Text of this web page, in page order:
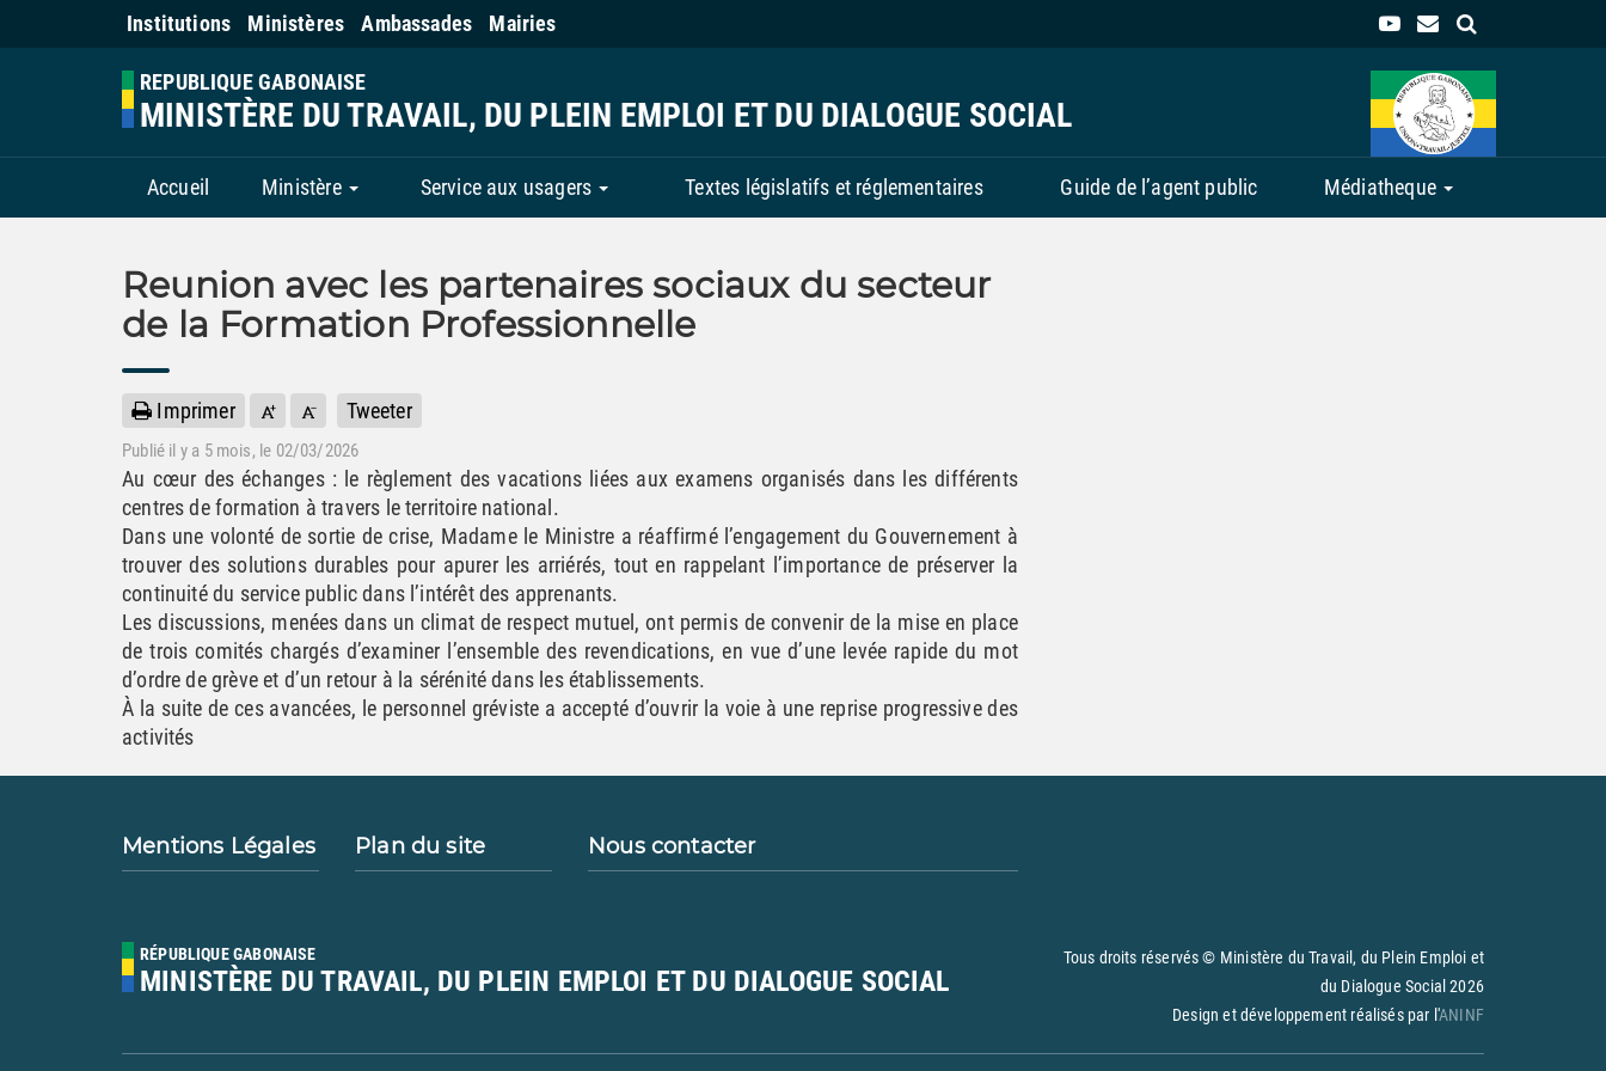
Institutions Ministères Ambassades Mairies
REPUBLIQUE GABONAISE
MINISTÈRE DU TRAVAIL, DU PLEIN EMPLOI ET DU DIALOGUE SOCIAL
Accueil Ministère Service aux usagers Textes législatifs et réglementaires Guide de l’agent public Médiatheque
Reunion avec les partenaires sociaux du secteur
de la Formation Professionnelle
Imprimer Tweeter
Publié il y a 5 mois, le 02/03/2026
Au cœur des échanges : le règlement des vacations liées aux examens organisés dans les différents
centres de formation à travers le territoire national.
Dans une volonté de sortie de crise, Madame le Ministre a réaffirmé l’engagement du Gouvernement à
trouver des solutions durables pour apurer les arriérés, tout en rappelant l’importance de préserver la
continuité du service public dans l’intérêt des apprenants.
Les discussions, menées dans un climat de respect mutuel, ont permis de convenir de la mise en place
de trois comités chargés d’examiner l’ensemble des revendications, en vue d’une levée rapide du mot
d’ordre de grève et d’un retour à la sérénité dans les établissements.
À la suite de ces avancées, le personnel gréviste a accepté d’ouvrir la voie à une reprise progressive des
activités
Mentions Légales Plan du site Nous contacter
RÉPUBLIQUE GABONAISE
MINISTÈRE DU TRAVAIL, DU PLEIN EMPLOI ET DU DIALOGUE SOCIAL
Tous droits réservés © Ministère du Travail, du Plein Emploi et
du Dialogue Social2026
Design et développement réalisés par l'ANINF